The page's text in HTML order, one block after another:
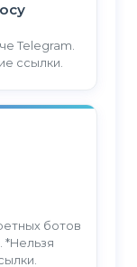
Telegram.
ссылки.
ботов
*Нельзя